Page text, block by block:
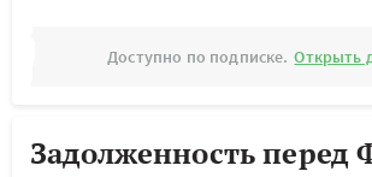
Доступно по подписке. Открыть
Задолженность перед